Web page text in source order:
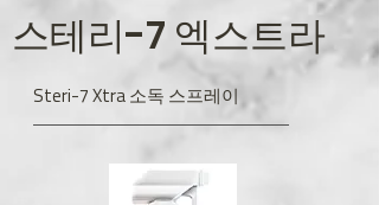
스테리-7 엑스트라
Steri-7 Xtra 소독 스프레이